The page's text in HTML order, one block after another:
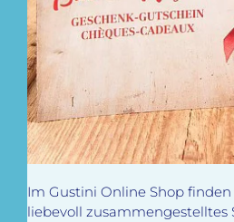
Im Gustini Online Shop finden
liebevoll zusammengestelltes